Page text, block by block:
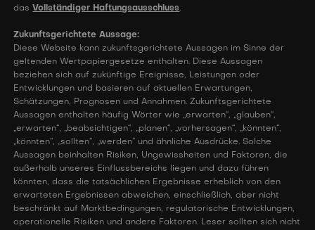
dasVollständiger Haftungsausschluss.
Zukunftsgerichtete Aussage:
Diese Website kann zukunftsgerichtete Aussagen im Sinne der
geltenden Wertpapiergesetze enthalten. Diese Aussagen
beziehen sich auf zukünftige Ereignisse, Leistungen oder
Entwicklungen und basieren auf aktuellen Erwartungen,
Schätzungen, Prognosen und Annahmen. Zukunftsgerichtete
Aussagen enthalten häufig Wörter wie „erwarten“, „glauben“,
„erwarten“, „beabsichtigen“, „planen“, „vorhersagen“, „könnten“,
„könnten“, „sollten“, „werden“ und ähnliche Ausdrücke. Solche
Aussagen beinhalten Risiken, Ungewissheiten und Faktoren, die
außerhalb unseres Einflussbereichs liegen und dazu führen
könnten, dass die tatsächlichen Ergebnisse erheblich von den
erwarteten Ergebnissen abweichen, einschließlich, aber nicht
beschränkt auf Marktbedingungen, regulatorische Entwicklungen,
operationelle Risiken und andere Faktoren. Leser sollten sich nicht